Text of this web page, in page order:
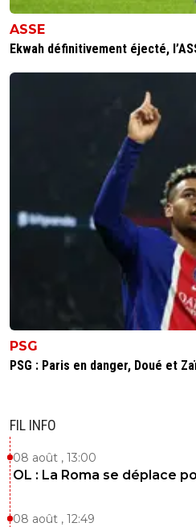
ASSE
Ekwah définitivement éjecté,
PSG
PSG : Paris en danger, Doué et
FIL INFO
08 août , 13:00
OL : La Roma se déplace
08 août , 12:49